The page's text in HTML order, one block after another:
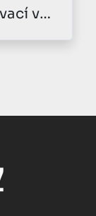
FOLIANT - Spodní laminovací válec prům.80/70MM